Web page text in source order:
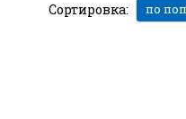
Сортировка: по